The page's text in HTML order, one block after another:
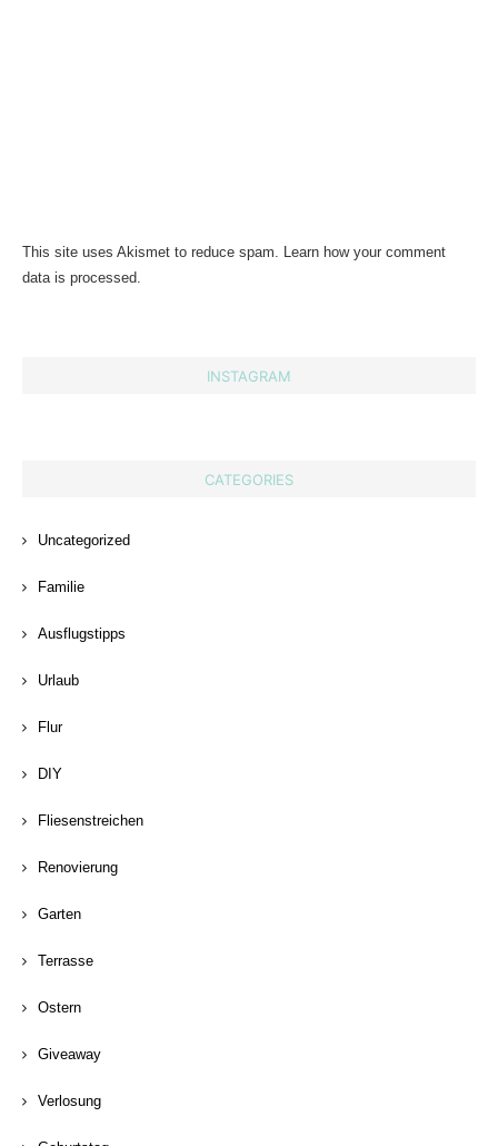
This site uses Akismet to reduce spam. Learn how your comment
data is processed.
INSTAGRAM
CATEGORIES
Uncategorized
Familie
Ausflugstipps
Urlaub
Flur
DIY
Fliesenstreichen
Renovierung
Garten
Terrasse
Ostern
Giveaway
Verlosung